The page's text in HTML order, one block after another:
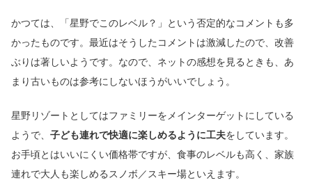
かつては、「星野でこのレベル？」という否定的なコメントも多
かったものです。最近はそうしたコメントは激減したので、改善
ぶりは著しいようです。なので、ネットの感想を見るときも、あ
まり古いものは参考にしないほうがいいでしょう。
星野リゾートとしてはファミリーをメインターゲットにしている
ようで、 子ども連れで快適に楽しめるように工夫をしています。
お手頃とはいいにくい価格帯ですが、食事のレベルも高く、家族
連れで大人も楽しめるスノボ／スキー場といえます。